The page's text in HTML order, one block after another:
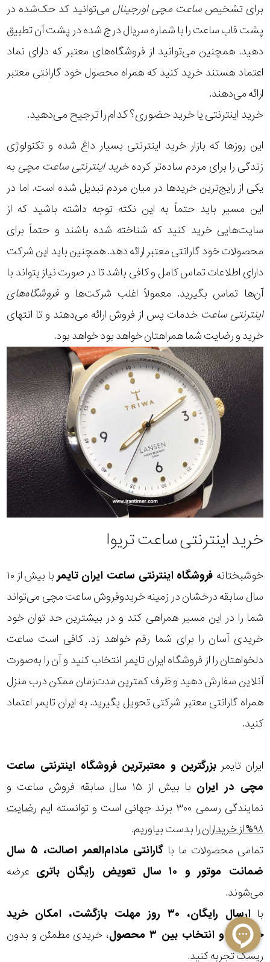
برای تشخیصساعت مچی اورجینال می‌توانید کد حک‌شده در
پشت قاب ساعت را با شماره سریال درج شده در پشت آن تطبیق
دهید. همچنین می‌توانید از فروشگاه‌های معتبر که دارای نماد
اعتماد هستند خرید کنید که همراه محصول خود گارانتی معتبر
ارائه می‌دهند.
خرید اینترنتی یا خرید حضوری؟ کدام را ترجیح می‌دهید.
این روزها که بازار خرید اینترنتی بسیار داغ شده و تکنولوژی
زندگی را برای مردم ساده‌تر کردهخرید اینترنتی ساعت مچیبه
یکی از رایج‌ترین خریدها در میان مردم تبدیل شده است. اما در
این مسیر باید حتماً به این نکته توجه داشته باشید که از
سایت‌هایی خرید کنید که شناخته شده باشند و حتماً برای
محصولات خود گارانتی معتبر ارائه دهد. همچنین باید این شرکت
دارای اطلاعات تماس کامل و کافی باشد تا در صورت نیاز بتواند با
آن‌ها تماس بگیرید. معمولاً اغلب شرکت‌ها وفروشگاه‌های
اینترنتی ساعت خدمات پس از فروش ارائه می‌دهند و تا انتهای
خرید و رضایت شما همراهتان خواهد بود خواهد بود.
خرید اینترنتی ساعت تریوا
خوشبختانه فروشگاه اینترنتی ساعت ایران تایمر
با بیش از ۱۰
سال سابقه درخشان در زمینه خریدوفروش ساعت مچی می‌تواند
شما را در این مسیر همراهی کند و در بیشترین حد توان خود
خریدی آسان را برای شما رقم خواهد زد. کافی است ساعت
دلخواهتان را از فروشگاه ایران تایمر انتخاب کنید و آن را به‌صورت
آنلاین سفارش دهید و ظرف کمترین مدت‌زمان ممکن درب منزل
همراه گارانتی معتبر شرکتی تحویل بگیرید. به ایران تایمر اعتماد
کنید.
ایران تایمر بزرگترین و معتبرترین فروشگاه اینترنتی ساعت
مچی در ایران
با بیش از ۱۵ سال سابقه فروش ساعت و
نمایندگی رسمی ۳۰۰ برند جهانی است و توانسته ایم
رضایت
۹۸% از خریداران
را بدست بیاوریم.
تمامی محصولات ما با
گارانتی مادام‌العمر اصالت، ۵ سال
ضمانت موتور و ۱۰ سال تعویض رایگان باتری
عرضه
می‌شوند.
با
ارسال رایگان، ۳۰ روز مهلت بازگشت، امکان خرید
حضوری و انتخاب بین ۳ محصول
، خریدی مطمئن و بدون
ریسک تجربه کنید.